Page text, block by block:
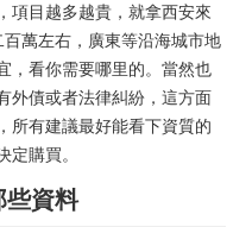
項目越多越貴，就拿西安來
萬左右，廣東等沿海城市地
，看你需要哪里的。當然也
外債或者法律糾紛，這方面
所有建議最好能看下資質的
定購買。
些資料